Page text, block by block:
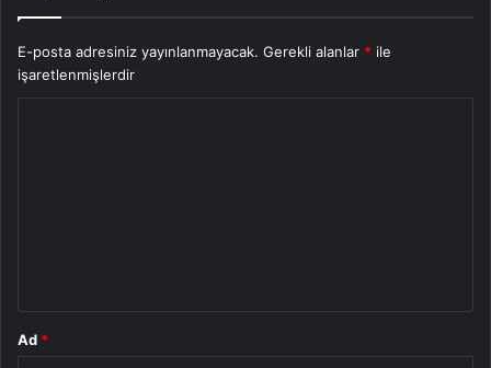
E-posta adresiniz yayınlanmayacak. Gerekli alanlar * ile
işaretlenmişlerdir
Ad *